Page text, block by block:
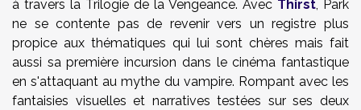
à travers la Trilogie de la Vengeance. Avec Thirst, Park
ne se contente pas de revenir vers un registre plus
propice aux thématiques qui lui sont chères mais fait
aussi sa première incursion dans le cinéma fantastique
en s'attaquant au mythe du vampire. Rompant avec les
fantaisies visuelles et narratives testées sur ses deux